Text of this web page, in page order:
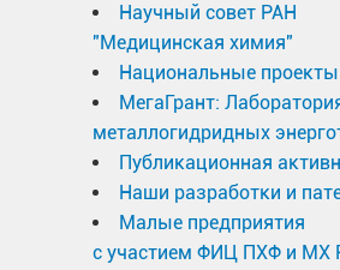
Научный совет РАН
"Медицинская химия"
Национальные проекты
МегаГрант:
металлогидридных
Публикационная
Наши разработки и
Малые предприятия
с участием ФИЦ ПХФ и МХ